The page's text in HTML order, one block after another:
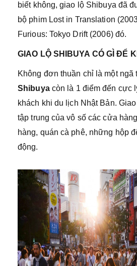
biết không, giao lộ Shibuya đã
bộ phim Lost in Translation
Furious: Tokyo Drift (2006) đó.
GIAO LỘ SHIBUYA CÓ GÌ ĐỂ
Không đơn thuần chỉ là một
Shibuyacòn là 1 điểm đến cực
khách khi du lịch Nhật Bản.
tập trung của vô số các cửa
hàng, quán cà phê, những hộp
động.